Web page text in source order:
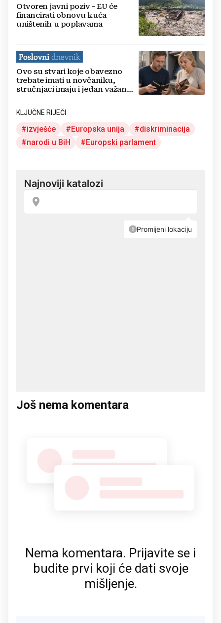
Otvoren javni poziv - EU će
financirati obnovu kuća
uništenih u poplavama
Ovo su stvari koje obavezno
trebate imati u novčaniku,
stručnjaci imaju i jedan važan
KLJUČNE RIJEČI
izvješće Europska unija
diskriminacija
narodi u BiH
Europski parlament
Još nema komentara
Nema komentara. Prijavite se i
budite prvi koji će dati svoje
mišljenje.